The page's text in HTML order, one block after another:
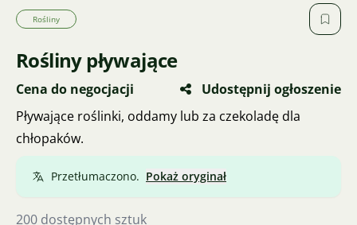
Rośliny
Rośliny pływające
Cena do negocjacji
Udostępnij ogłoszenie
Pływające roślinki, oddamy lub za czekoladę dla
chłopaków.
Przetłumaczono. Pokaż oryginał
200 dostępnych sztuk